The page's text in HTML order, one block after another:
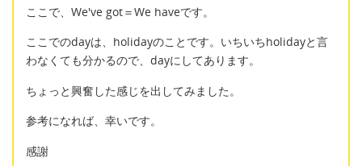
ここで、We've got＝We haveです。
ここでのdayは、holidayのことです。いちいちholidayと言
わなくても分かるので、dayにしてあります。
ちょっと興奮した感じを出してみました。
参考になれば、幸いです。
感謝